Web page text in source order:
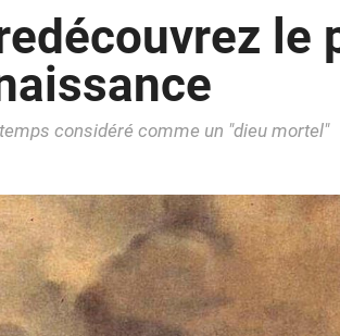
le
considéré comme un "dieu mortel"